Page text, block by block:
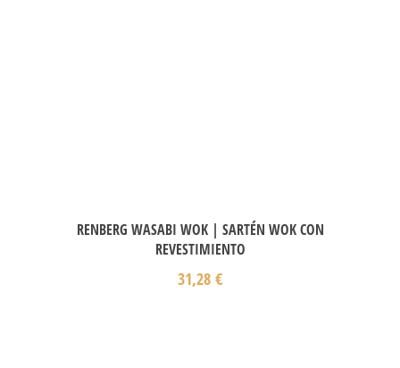
RENBERG WASABI WOK | SARTÉN WOK CON
REVESTIMIENTO
31,28 €